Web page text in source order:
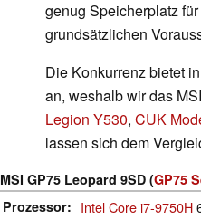
genug Speicherplatz
grundsätzlichen
Die Konkurrenz bietet
an, weshalb wir das
Legion Y530, CUK
lassen sich dem
MSI GP75 Leopard 9SD (GP75
Prozessor
Intel Core i7-9750H